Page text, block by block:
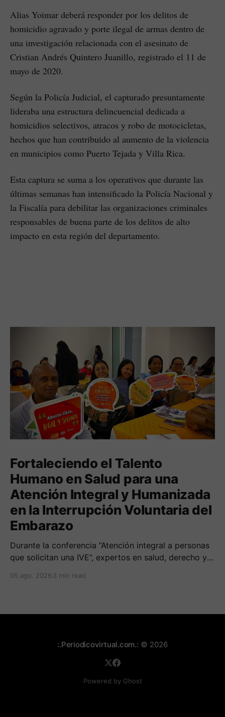
Alias Yoimar deberá responder por los delitos de
homicidio agravado y porte ilegal de armas dentro de
una investigación relacionada con el asesinato de
Cristian Andrés Quintero Juanillo, registrado el 11 de
mayo de 2020.
Según la Policía Judicial, el capturado presuntamente
lideraba una estructura delincuencial dedicada a
homicidios selectivos, atracos y robo de motocicletas,
hechos que han contribuido al aumento de la violencia
en municipios como Puerto Tejada y Villa Rica.
Esta captura se suma a los operativos que durante las
últimas semanas han intensificado la Policía Nacional y
la Fiscalía para debilitar las organizaciones criminales
responsables de buena parte de los delitos de alto
impacto en esta región del departamento.
Fortaleciendo el Talento
Humano en Salud para una
Atención Integral y Humanizada
en la Interrupción Voluntaria del
Embarazo
Durante la conferencia “Atención integral a personas
que solicitan una IVE”, expertos en salud, derecho y
sobre cómo abordar esta temática desde una
05 ago. 2026 3 min read
:.Periodicovirtual.com.: © 2026
Powered by Ghost